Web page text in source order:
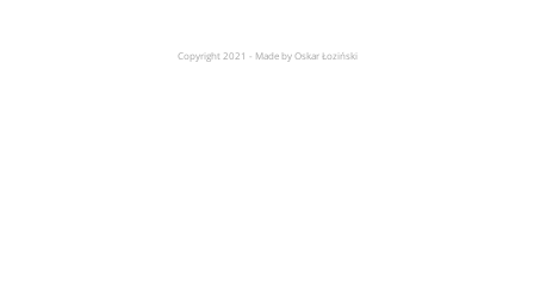
Copyright 2021 - Made by Oskar Łoziński